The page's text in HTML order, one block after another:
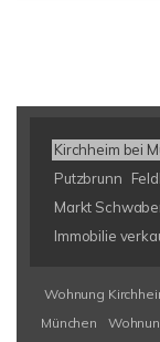
Kirchheim bei
Putzbrunn
Markt
Immobilie
Wohnung
München